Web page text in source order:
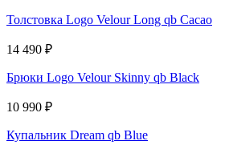
Толстовка Logo Velour Long qb Cacao
14 490 ₽
Брюки Logo Velour Skinny qb Black
10 990 ₽
Купальник Dream qb Blue